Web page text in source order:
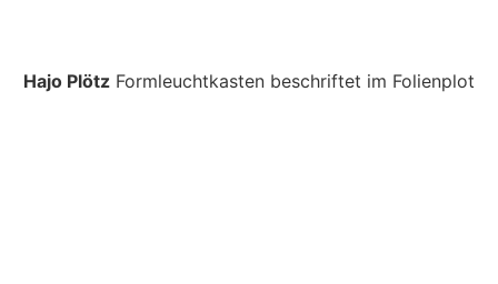
Hajo Plötz Formleuchtkasten beschriftet im Folienplot